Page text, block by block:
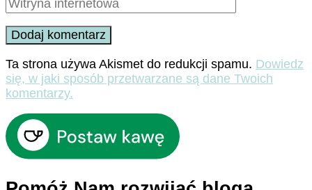
Ta strona używa Akismet do redukcji spamu. Dowiedz
się, w jaki sposób przetwarzane są dane Twoich
komentarzy.